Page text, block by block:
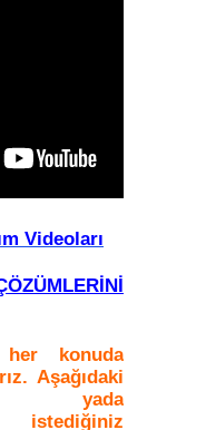
Videoları
her konuda
Aşağıdaki
yada
istediğiniz